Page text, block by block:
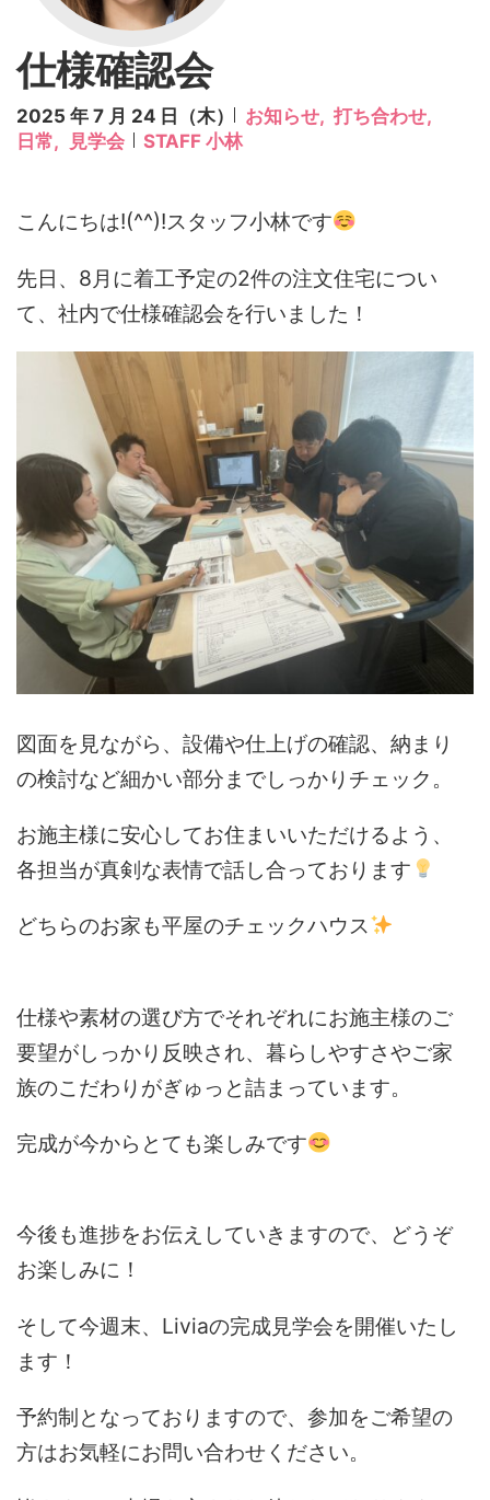
仕様確認会
2025 年 7 月 24 日（木） お知らせ, 打ち合わせ,
日常,
見学会 STAFF 小林
こんにちは!(^^)!スタッフ小林です
先日、8月に着工予定の2件の注文住宅につい
て、社内で仕様確認会を行いました！
図面を見ながら、設備や仕上げの確認、納まり
の検討など細かい部分までしっかりチェック。
お施主様に安心してお住まいいただけるよう、
各担当が真剣な表情で話し合っております
どちらのお家も平屋のチェックハウス
仕様や素材の選び方でそれぞれにお施主様のご
要望がしっかり反映され、暮らしやすさやご家
族のこだわりがぎゅっと詰まっています。
完成が今からとても楽しみです
今後も進捗をお伝えしていきますので、どうぞ
お楽しみに！
そして今週末、Liviaの完成見学会を開催いたし
ます！
予約制となっておりますので、参加をご希望の
方はお気軽にお問い合わせください。